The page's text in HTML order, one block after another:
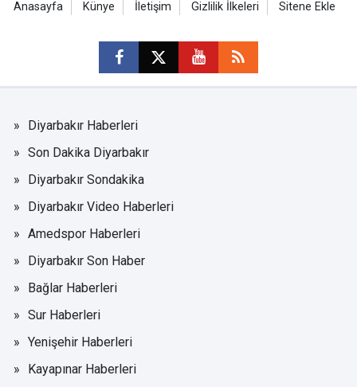
Anasayfa Künye İletişim Gizlilik İlkeleri Sitene Ekle
Diyarbakır Haberleri
Son Dakika Diyarbakır
Diyarbakır Sondakika
Diyarbakır Video Haberleri
Amedspor Haberleri
Diyarbakır Son Haber
Bağlar Haberleri
Sur Haberleri
Yenişehir Haberleri
Kayapınar Haberleri